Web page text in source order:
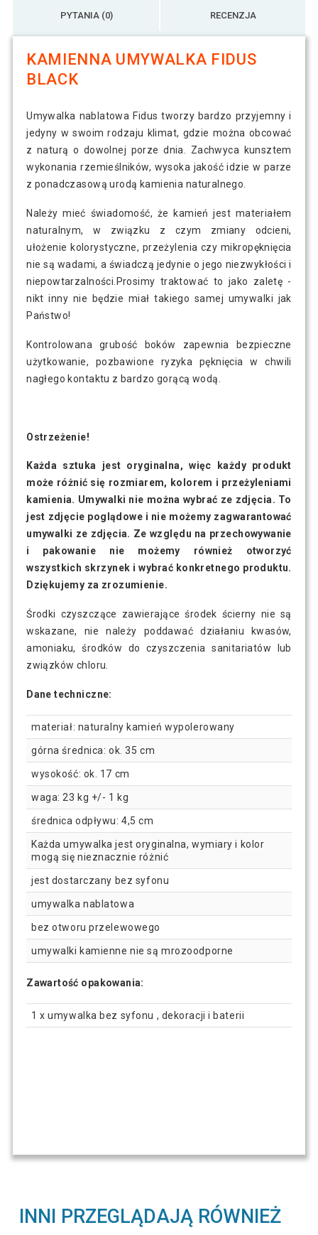
PYTANIA (0) RECENZJA
KAMIENNA UMYWALKA FIDUS
BLACK
Umywalka nablatowa Fidus tworzy bardzo przyjemny i
jedyny w swoim rodzaju klimat, gdzie można obcować
z naturą o dowolnej porze dnia. Zachwyca kunsztem
wykonania rzemieślników, wysoka jakość idzie w parze
z ponadczasową urodą kamienia naturalnego.
Należy mieć świadomość, że kamień jest materiałem
naturalnym, w związku z czym zmiany odcieni,
ułożenie kolorystyczne, przeżylenia czy mikropęknięcia
nie są wadami, a świadczą jedynie o jego niezwykłości i
niepowtarzalności.Prosimy traktować to jako zaletę -
nikt inny nie będzie miał takiego samej umywalki jak
Państwo!
Kontrolowana grubość boków zapewnia bezpieczne
użytkowanie, pozbawione ryzyka pęknięcia w chwili
nagłego kontaktu z bardzo gorącą wodą.
Ostrzeżenie!
Każda sztuka jest oryginalna, więc każdy produkt
może różnić się rozmiarem, kolorem i przeżyleniami
kamienia. Umywalki nie można wybrać ze zdjęcia. To
jest zdjęcie poglądowe i nie możemy zagwarantować
umywalki ze zdjęcia. Ze względu na przechowywanie
i pakowanie nie możemy również otworzyć
wszystkich skrzynek i wybrać konkretnego produktu.
Dziękujemy za zrozumienie.
Środki czyszczące zawierające środek ścierny nie są
wskazane, nie należy poddawać działaniu kwasów,
amoniaku, środków do czyszczenia sanitariatów lub
związków chloru.
Dane techniczne:
materiał: naturalny kamień wypolerowany
górna średnica: ok. 35 cm
wysokość: ok. 17 cm
waga: 23 kg +/- 1 kg
średnica odpływu: 4,5 cm
Każda umywalka jest oryginalna, wymiary i kolor
mogą się nieznacznie różnić
jest dostarczany bez syfonu
umywalka nablatowa
bez otworu przelewowego
umywalki kamienne nie są mrozoodporne
Zawartość opakowania:
1 x umywalka bez syfonu , dekoracji i baterii
INNI PRZEGLĄDAJĄ RÓWNIEŻ